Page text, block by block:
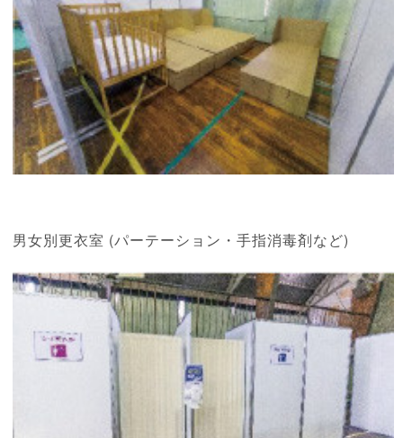
男女別更衣室 (パーテーション・手指消毒剤など)